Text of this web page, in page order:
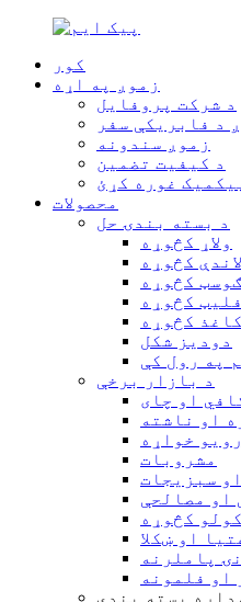
کور
زموږ په اړه
د شرکت پروفایل
د فابریکې سفر
زموږ سندونه
د کیفیت تضمین
غوره کړئ
محصولات
د بسته بندۍ حل
ولاړ کڅوړه
کڅوړه
کڅوړه
فلیټ کڅوړه
کڅوړه
دودیز شکل
په رول کې
د بازار برخې
او چای
او ناشته
خواړه
مشروبات
سبزیجات
او مصالحې
کڅوړه
او ښکلا
پاملرنه
او فلمونه
بسته بندي